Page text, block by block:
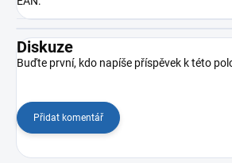
Diskuze
Buďte první, kdo napíše příspěvek k této
Přidat komentář